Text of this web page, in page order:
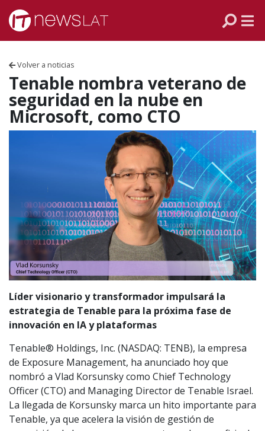
Skip to content
Volver a noticias
Tenable nombra veterano de
seguridad en la nube en
Microsoft, como CTO
Líder visionario y transformador impulsará la
estrategia de Tenable para la próxima fase de
innovación en IA y plataformas
Tenable® Holdings, Inc. (NASDAQ: TENB), la empresa
de Exposure Management, ha anunciado hoy que
nombró a Vlad Korsunsky como Chief Technology
Officer (CTO) and Managing Director de Tenable Israel.
La llegada de Korsunsky marca un hito importante para
Tenable, ya que acelera la visión de gestión de
ECUADOR
PERÚ
CHILE
ARGENTINA
MÉXICO